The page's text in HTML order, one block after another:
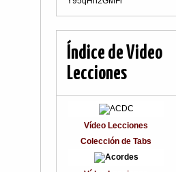
Índice de Video
Lecciones
Vídeo Lecciones
Colección de Tabs